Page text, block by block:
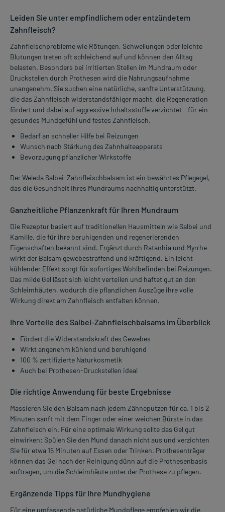
Leiden Sie unter empfindlichem oder entzündetem
Zahnfleisch?
Zahnfleischprobleme wie Rötungen, Schwellungen oder leichte
Blutungen treten oft schleichend auf und können den Alltag
belasten. Besonders bei irritierten Stellen im Mundraum oder
Druckstellen durch Prothesen wird die Nahrungsaufnahme
unangenehm. Sie suchen eine natürliche, sanfte Unterstützung,
die das Zahnfleisch widerstandsfähiger macht, die Regeneration
fördert und dabei auf aggressive Inhaltsstoffe verzichtet - für ein
gesundes Mundgefühl und festes Zahnfleisch.
Bedarf an schneller Hilfe bei Reizungen
Wunsch nach Stärkung des Zahnhalteapparats
Bevorzugung pflanzlicher Wirkstoffe
Der Weleda Salbei-Zahnfleischbalsam ist ein bewährtes Pflegegel,
das die Gesundheit Ihres Mundraums nachhaltig unterstützt.
Ganzheitliche Pflanzenkraft für Ihren Mundraum
Die Rezeptur basiert auf traditionellen Hausmitteln wie Salbei und
Kamille, die für ihre beruhigenden und regenerierenden
Eigenschaften bekannt sind. Ergänzt durch Ratanhia und Myrrhe
wirkt der Balsam gewebestraffend und kräftigend. Ein leicht
kühlender Effekt sorgt für sofortiges Wohlbefinden bei Reizungen.
Das milde Gel lässt sich leicht verteilen und haftet gut an den
Schleimhäuten, wodurch die pflanzlichen Auszüge ihre volle
Wirkung direkt am Zahnfleisch entfalten können.
Ihre Vorteile des Salbei-Zahnfleischbalsams im Überblick
Fördert die Widerstandskraft des Gewebes
Wirkt angenehm kühlend und beruhigend
100 % zertifizierte Naturkosmetik
Auch bei Prothesen-Druckstellen ideal
Die richtige Anwendung für beste Ergebnisse
Massieren Sie den Balsam nach jedem Zähneputzen für ca. 1 bis 2
Minuten sanft mit dem Finger oder einer weichen Bürste in das
Zahnfleisch ein. Für eine optimale Wirkung sollte das Gel gut
einwirken: Spülen Sie den Mund danach nicht aus und verzichten
Sie für etwa 15 Minuten auf Essen oder Trinken. Prothesenträger
können das Gel nach der Reinigung dünn auf die Prothesenbasis
auftragen, um die Schleimhäute unter der Prothese zu pflegen.
Ergänzende Tipps für Ihre Mundhygiene
Für eine umfassende natürliche Mundpflege empfehlen wir die